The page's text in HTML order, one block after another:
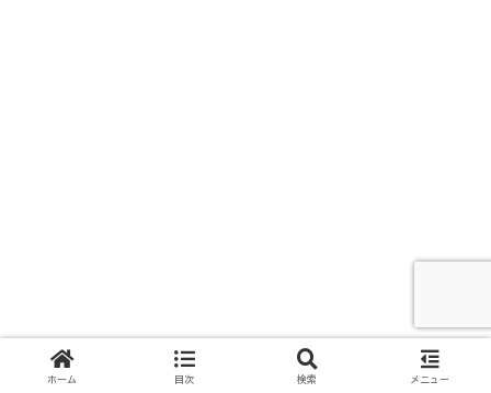
ホーム 目次 検索 メニュー